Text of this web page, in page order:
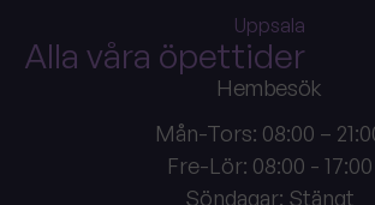
Uppsala
Alla våra öpettider
Hembesök
Mån-Tors: 08:00 –
Fre-Lör: 08:00 - 17:00
Söndagar: Stängt